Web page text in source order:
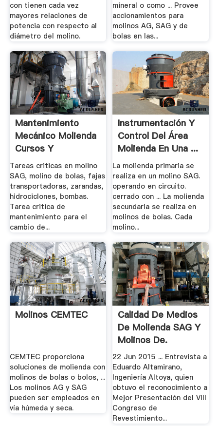
con tienen cada vez
mayores relaciones de
potencia con respecto al
diámetro del molino.
mineral o como ... Provee
accionamientos para
molinos AG, SAG y de
bolas en las...
Mantenimiento
Mecánico Molienda
Cursos Y
Programas De.
Tareas criticas en molino
SAG, molino de bolas, fajas
transportadoras, zarandas,
hidrociclones, bombas.
Tarea critica de
mantenimiento para el
cambio de...
Instrumentación Y
Control Del Área
Molienda En Una ...
BS.
La molienda primaria se
realiza en un molino SAG.
operando en circuito.
cerrado con ... La molienda
secundaria se realiza en
molinos de bolas. Cada
molino...
Molinos CEMTEC
CEMTEC proporciona
soluciones de molienda con
molinos de bolas o bolos, ...
Los molinos AG y SAG
pueden ser empleados en
vía húmeda y seca.
Calidad De Medios
De Molienda SAG Y
Molinos De.
22 Jun 2015 ... Entrevista a
Eduardo Altamirano,
Ingeniería Altoya, quien
obtuvo el reconocimiento a
Mejor Presentación del VIII
Congreso de
Revestimiento...